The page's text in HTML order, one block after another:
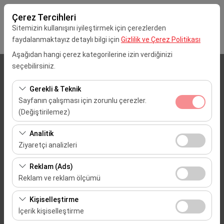
Çerez Tercihleri
Sitemizin kullanışını iyileştirmek için çerezlerden
faydalanmaktayız detaylı bilgi için Gizlilik ve Çerez Politikası
Aşağıdan hangi çerez kategorilerine izin verdiğinizi
seçebilirsiniz.
Gerekli & Teknik
Sayfanın çalışması için zorunlu çerezler.
(Değiştirilemez)
Bu çerezler sitenin doğru şekilde çalışması, güvenlik,
oturum yönetimi ve temel işlevler için gereklidir. Devre
dışı bırakılamaz.
Analitik
Ziyaretçi analizleri
Bu çerezler, sitemizin nasıl kullanıldığını (ziyaretçi sayısı,
en çok ziyaret edilen sayfalar, kullanıcı davranışları)
analiz etmemizi sağlar. Bu veriler, web sitesi
performansını ölçmek ve kullanıcı deneyimini sürekli
iyileştirmek için kullanılır.
Reklam (Ads)
Reklam ve reklam ölçümü
Bu çerezler, size ilgi alanlarınıza uygun kişiselleştirilmiş
reklamlar göstermemize ve reklam kampanyalarımızın
etkinliğini (gösterim sayısı, tıklama oranı) ölçmemize
Kişiselleştirme
İçerik kişiselleştirme
Alış Lokasyonu
İstanbul Sabiha Gökçen Havalimanı (SAW)
Aracı farklı bir lokasyona bırakacağım
Alış Tarih & Saat
Dönüş Tarih & Saat